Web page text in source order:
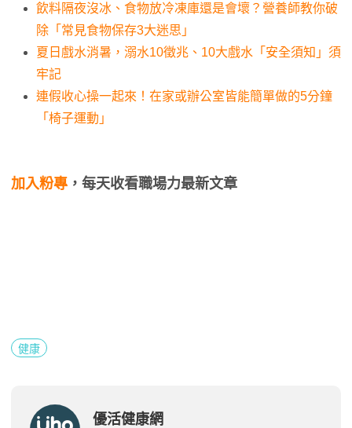
飲料隔夜沒冰、食物放冷凍庫還是會壞？營養師教你破
除「常見食物保存3大迷思」
夏日戲水消暑，溺水10徵兆、10大戲水「安全須知」須
牢記
連假收心操一起來！在家或辦公室皆能簡單做的5分鐘
「椅子運動」
加入粉專 ，每天收看職場力最新文章
健康
優活健康網